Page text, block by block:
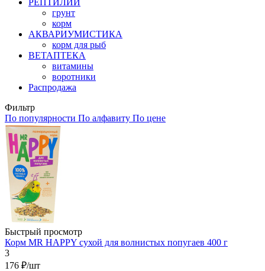
грунт
корм
АКВАРИУМИСТИКА
корм для рыб
ВЕТАПТЕКА
витамины
воротники
Распродажа
Фильтр
По популярности По алфавиту По цене
Быстрый просмотр
Корм MR HAPPY сухой для волнистых попугаев 400 г
3
176 ₽/шт